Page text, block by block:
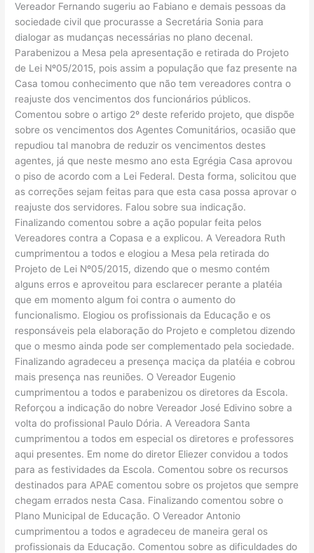
Vereador Fernando sugeriu ao Fabiano e demais pessoas da
sociedade civil que procurasse a Secretária Sonia para
dialogar as mudanças necessárias no plano decenal.
Parabenizou a Mesa pela apresentação e retirada do Projeto
de Lei Nº05/2015, pois assim a população que faz presente na
Casa tomou conhecimento que não tem vereadores contra o
reajuste dos vencimentos dos funcionários públicos.
Comentou sobre o artigo 2º deste referido projeto, que dispõe
sobre os vencimentos dos Agentes Comunitários, ocasião que
repudiou tal manobra de reduzir os vencimentos destes
agentes, já que neste mesmo ano esta Egrégia Casa aprovou
o piso de acordo com a Lei Federal. Desta forma, solicitou que
as correções sejam feitas para que esta casa possa aprovar o
reajuste dos servidores. Falou sobre sua indicação.
Finalizando comentou sobre a ação popular feita pelos
Vereadores contra a Copasa e a explicou. A Vereadora Ruth
cumprimentou a todos e elogiou a Mesa pela retirada do
Projeto de Lei Nº05/2015, dizendo que o mesmo contém
alguns erros e aproveitou para esclarecer perante a platéia
que em momento algum foi contra o aumento do
funcionalismo. Elogiou os profissionais da Educação e os
responsáveis pela elaboração do Projeto e completou dizendo
que o mesmo ainda pode ser complementado pela sociedade.
Finalizando agradeceu a presença maciça da platéia e cobrou
mais presença nas reuniões. O Vereador Eugenio
cumprimentou a todos e parabenizou os diretores da Escola.
Reforçou a indicação do nobre Vereador José Edivino sobre a
volta do profissional Paulo Dória. A Vereadora Santa
cumprimentou a todos em especial os diretores e professores
aqui presentes. Em nome do diretor Eliezer convidou a todos
para as festividades da Escola. Comentou sobre os recursos
destinados para APAE comentou sobre os projetos que sempre
chegam errados nesta Casa. Finalizando comentou sobre o
Plano Municipal de Educação. O Vereador Antonio
cumprimentou a todos e agradeceu de maneira geral os
profissionais da Educação. Comentou sobre as dificuldades do